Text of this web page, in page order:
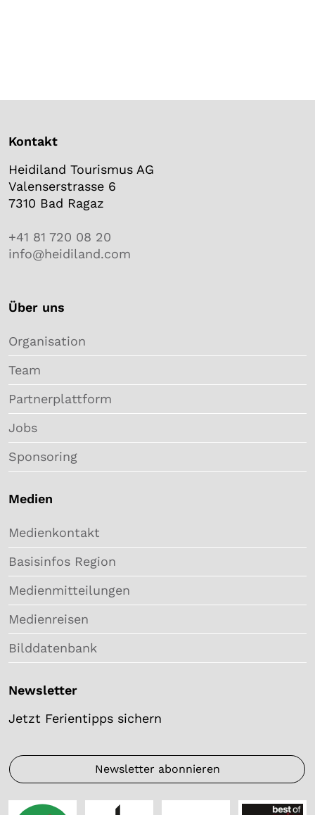
Kontakt
Heidiland Tourismus AG
Valenserstrasse 6
7310 Bad Ragaz
+41 81 720 08 20
info@heidiland.com
Über uns
Organisation
Team
Partnerplattform
Jobs
Sponsoring
Medien
Medienkontakt
Basisinfos Region
Medienmitteilungen
Medienreisen
Bilddatenbank
Newsletter
Jetzt Ferientipps sichern
Newsletter abonnieren